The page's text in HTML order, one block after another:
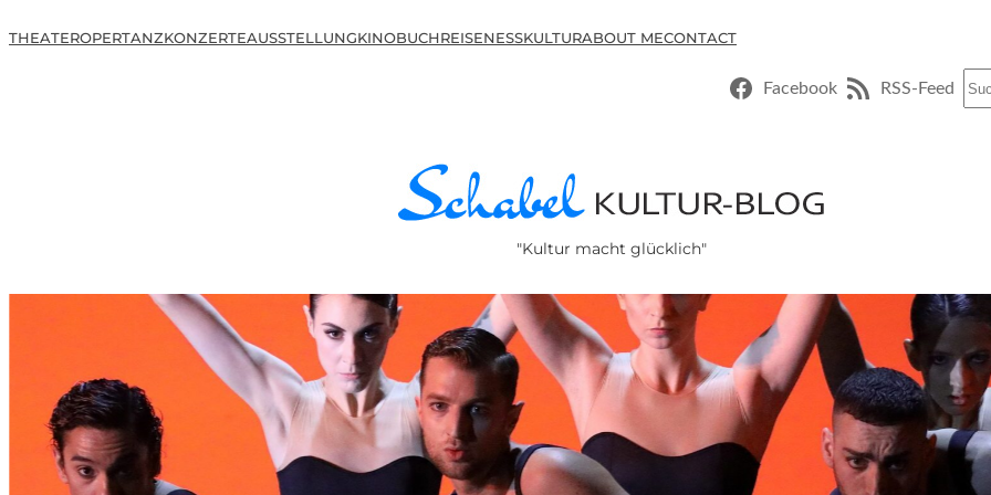
THEATEROPERTANZKONZERTEAUSSTELLUNGKINOBUCHREISENESSKULTURABOUT MECONTACT
Facebook RSS-Feed
"Kultur macht glücklich"